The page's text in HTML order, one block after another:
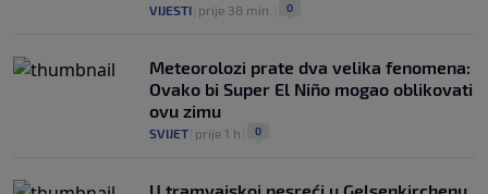
VIJESTI prije 38 min. 0
Meteorolozi prate dva velika fenomena:
Ovako bi Super El Niño mogao oblikovati
ovu zimu
SVIJET prije 1 h 0